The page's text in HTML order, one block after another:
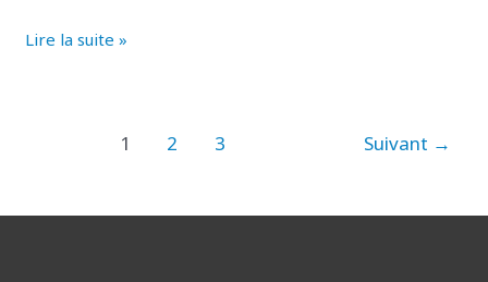
Lire la suite »
1 2 3 Suivant →